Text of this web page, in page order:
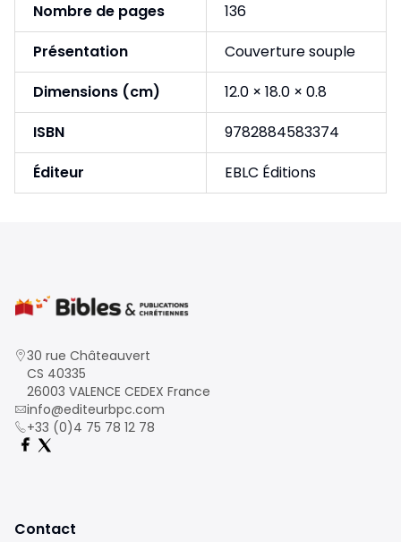
Nombre de pages
136
Présentation
Couverture souple
Dimensions (cm)
12.0 × 18.0 × 0.8
ISBN
9782884583374
Éditeur
EBLC Éditions
30 rue Châteauvert
CS 40335
26003 VALENCE CEDEX France
info@editeurbpc.com
+33 (0)4 75 78 12 78
Contact